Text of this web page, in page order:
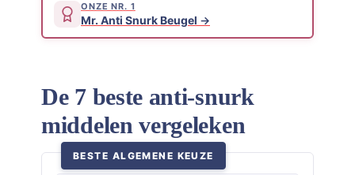
ONZE NR. 1
Mr. Anti Snurk Beugel
De 7 beste anti-snurk
middelen vergeleken
BESTE ALGEMENE KEUZE